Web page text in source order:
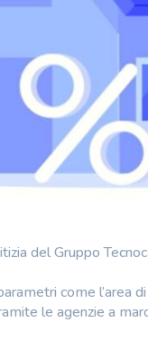
del Gruppo
come l’area
le agenzie a